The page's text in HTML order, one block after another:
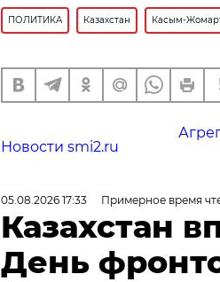
ПОЛИТИКА Казахстан Касым-
Новости smi2.ru
05.08.2026 17:33 Примерное время
Казахстан
День